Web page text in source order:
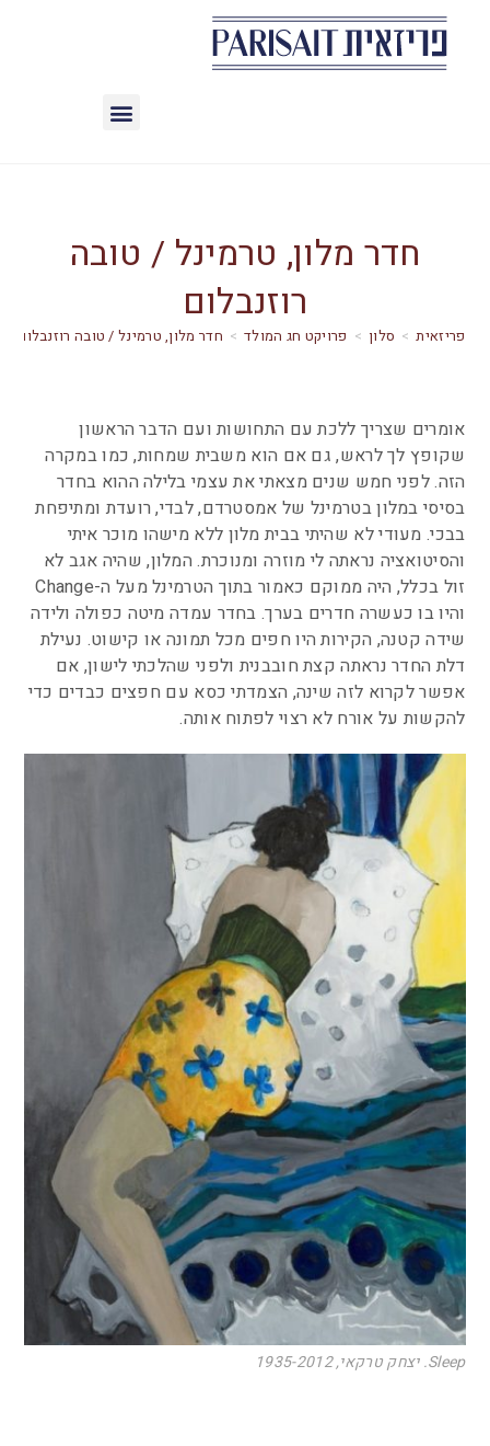
חדר מלון, טרמינל / טובה
רוזנבלום
> סלון > פרויקט חג המולד > חדר מלון, טרמינל / טובה רוזנבלום
אומרים שצריך ללכת עם התחושות ועם הדבר הראשון
שקופץ לך לראש, גם אם הוא משבית שמחות, כמו במקרה
הזה. לפני חמש שנים מצאתי את עצמי בלילה ההוא בחדר
בסיסי במלון בטרמינל של אמסטרדם, לבדי, רועדת ומתיפחת
בבכי. מעודי לא שהיתי בבית מלון ללא מישהו מוכר איתי
והסיטואציה נראתה לי מוזרה ומנוכרת. המלון, שהיה אגב לא
זול בכלל, היה ממוקם כאמור בתוך הטרמינל מעל ה-Change
והיו בו כעשרה חדרים בערך. בחדר עמדה מיטה כפולה ולידה
שידה קטנה, הקירות היו חפים מכל תמונה או קישוט. נעילת
דלת החדר נראתה קצת חובבנית ולפני שהלכתי לישון, אם
אפשר לקרוא לזה שינה, הצמדתי כסא עם חפצים כבדים כדי
להקשות על אורח לא רצוי לפתוח אותה.
Sleep. יצחק טרקאי, 1935-2012